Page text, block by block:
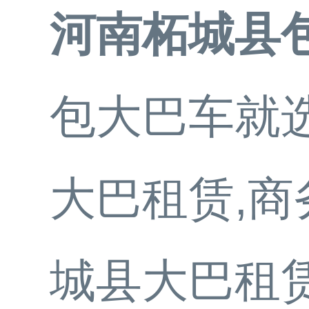
河南柘城县
包大巴车就
大巴租赁,
城县大巴租